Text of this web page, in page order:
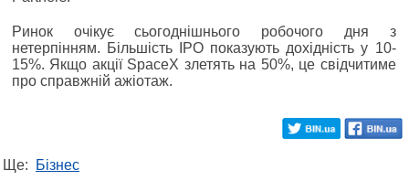
Ринок очікує сьогоднішнього робочого дня з
нетерпінням. Більшість IPO показують дохідність у 10-
15%. Якщо акції SpaceX злетять на 50%, це свідчитиме
про справжній ажіотаж.
Ще: Бізнес